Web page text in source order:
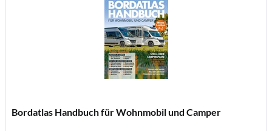
Bordatlas Handbuch für Wohnmobil und Camper